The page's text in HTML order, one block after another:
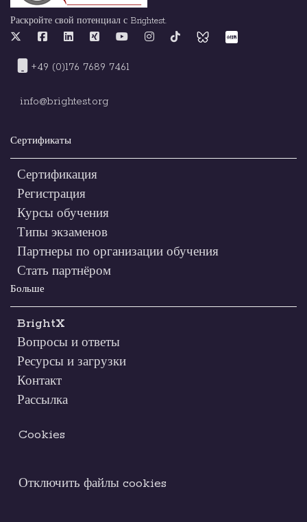
Раскройте свой потенциал с Brightest.
+49 (0)176 7689 7461
info@brightest.org
Сертификаты
Сертификация
Регистрация
Курсы обучения
Типы экзаменов
Партнеры по организации обучения
Стать партнёром
Больше
BrightX
Вопросы и ответы
Ресурсы и загрузки
Контакт
Рассылка
Cookies
Отключить файлы cookies